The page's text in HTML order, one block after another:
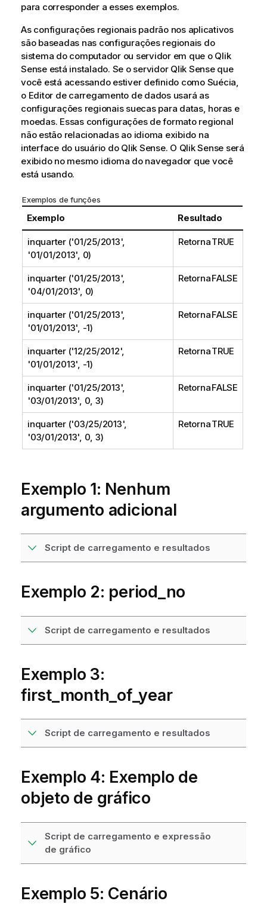
para corresponder a esses exemplos.
As configurações regionais padrão nos aplicativos
são baseadas nas configurações regionais do
sistema do computador ou servidor em que o Qlik
Senseestá instalado. Se o servidor Qlik Senseque
você está acessando estiver definido como Suécia,
o Editor de carregamento de dados usará as
configurações regionais suecas para datas, horas e
moedas. Essas configurações de formato regional
não estão relacionadas ao idioma exibido na
interface do usuário do Qlik Sense. O Qlik Sense será
exibido no mesmo idioma do navegador que você
está usando.
Exemplos de funções
Exemplo Resultado
inquarter ('01/25/2013',
'01/01/2013', 0)
Retorna TRUE
inquarter ('01/25/2013',
'04/01/2013', 0)
Retorna FALSE
inquarter ('01/25/2013',
'01/01/2013', -1)
Retorna FALSE
inquarter ('12/25/2012',
'01/01/2013', -1)
Retorna TRUE
inquarter ('01/25/2013',
'03/01/2013', 0, 3)
Retorna FALSE
inquarter ('03/25/2013',
'03/01/2013', 0, 3)
Retorna TRUE
Exemplo 1: Nenhum
argumento adicional
Script de carregamento e resultados
Exemplo 2: period_no
Script de carregamento e resultados
Exemplo 3:
first_month_of_year
Script de carregamento e resultados
Exemplo 4: Exemplo de
objeto de gráfico
Script de carregamento e expressão
de gráfico
Exemplo 5: Cenário